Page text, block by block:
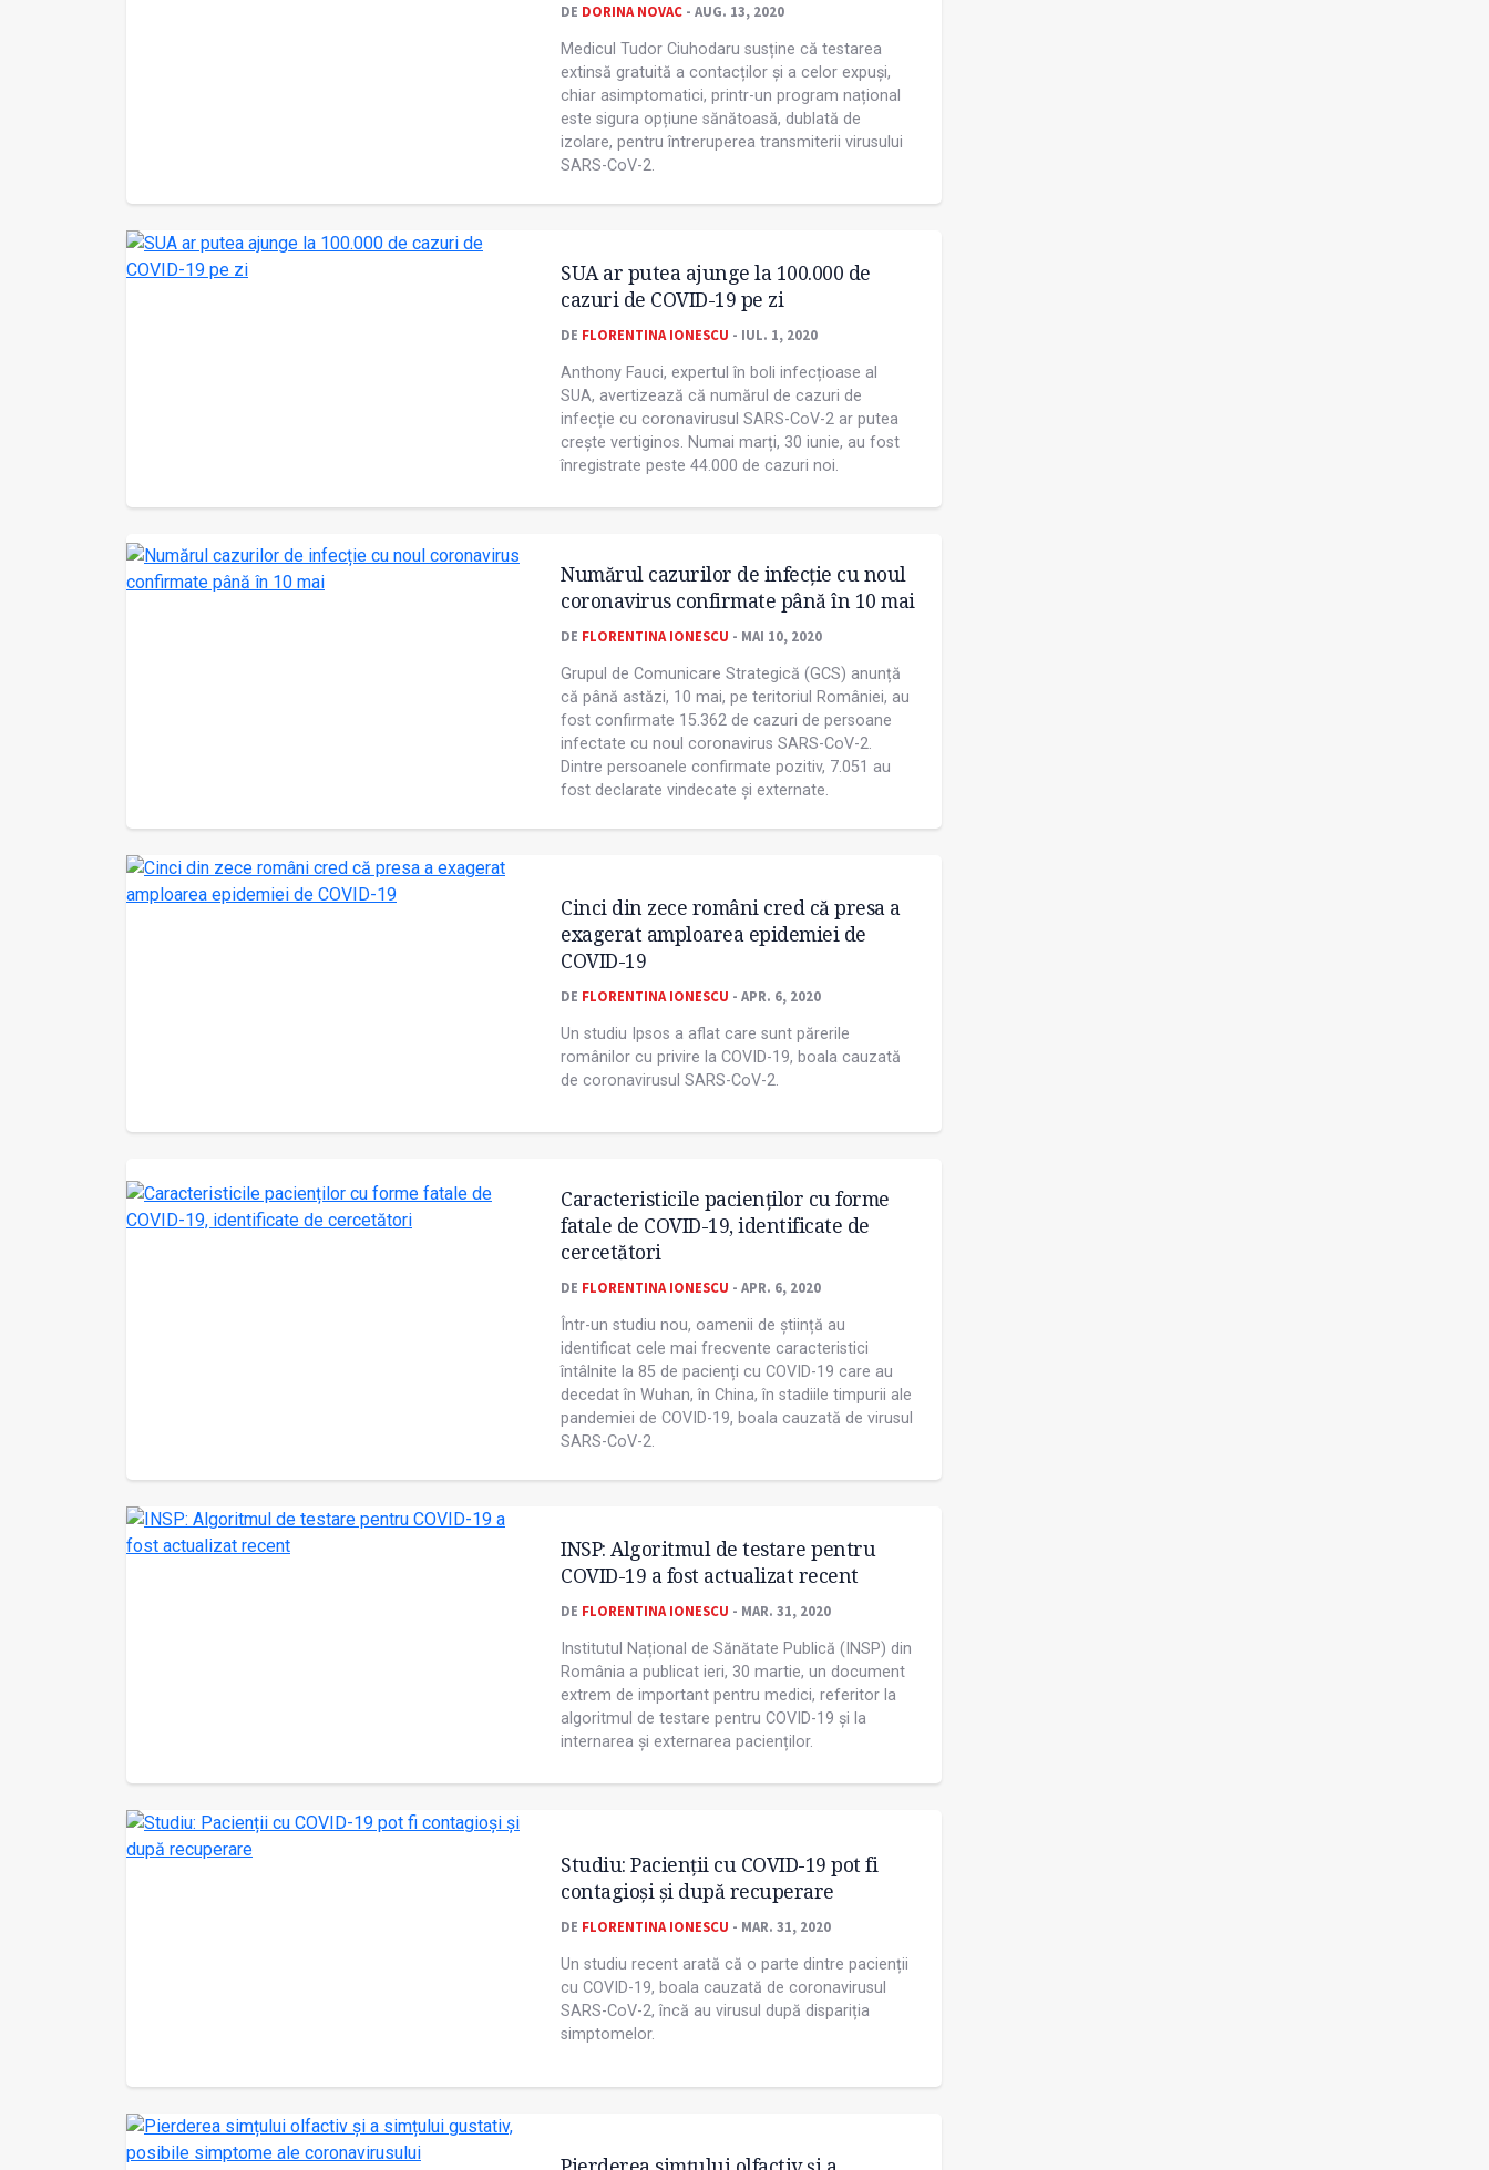
DE DORINA NOVAC - AUG. 13, 2020
Medicul Tudor Ciuhodaru susține că testarea
extinsă gratuită a contacților și a celor expuși,
chiar asimptomatici, printr-un program național
este sigura opțiune sănătoasă, dublată de
izolare, pentru întreruperea transmiterii virusului
SARS-CoV-2.
SUA ar putea ajunge la 100.000 de
cazuri de COVID-19 pe zi
DE FLORENTINA IONESCU - IUL. 1, 2020
Anthony Fauci, expertul în boli infecțioase al
SUA, avertizează că numărul de cazuri de
infecție cu coronavirusul SARS-CoV-2 ar putea
crește vertiginos. Numai marți, 30 iunie, au fost
înregistrate peste 44.000 de cazuri noi.
Numărul cazurilor de infecție cu noul
coronavirus confirmate până în 10 mai
DE FLORENTINA IONESCU - MAI 10, 2020
Grupul de Comunicare Strategică (GCS) anunță
că până astăzi, 10 mai, pe teritoriul României, au
fost confirmate 15.362 de cazuri de persoane
infectate cu noul coronavirus SARS-CoV-2.
Dintre persoanele confirmate pozitiv, 7.051 au
fost declarate vindecate și externate.
Cinci din zece români cred că presa a
exagerat amploarea epidemiei de
COVID-19
DE FLORENTINA IONESCU - APR. 6, 2020
Un studiu Ipsos a aflat care sunt părerile
românilor cu privire la COVID-19, boala cauzată
de coronavirusul SARS-CoV-2.
Caracteristicile pacienților cu forme
fatale de COVID-19, identificate de
cercetători
DE FLORENTINA IONESCU - APR. 6, 2020
Într-un studiu nou, oamenii de știință au
identificat cele mai frecvente caracteristici
întâlnite la 85 de pacienți cu COVID-19 care au
decedat în Wuhan, în China, în stadiile timpurii ale
pandemiei de COVID-19, boala cauzată de virusul
SARS-CoV-2.
INSP: Algoritmul de testare pentru
COVID-19 a fost actualizat recent
DE FLORENTINA IONESCU - MAR. 31, 2020
Institutul Național de Sănătate Publică (INSP) din
România a publicat ieri, 30 martie, un document
extrem de important pentru medici, referitor la
algoritmul de testare pentru COVID-19 și la
internarea și externarea pacienților.
Studiu: Pacienții cu COVID-19 pot fi
contagioși și după recuperare
DE FLORENTINA IONESCU - MAR. 31, 2020
Un studiu recent arată că o parte dintre pacienții
cu COVID-19, boala cauzată de coronavirusul
SARS-CoV-2, încă au virusul după dispariția
simptomelor.